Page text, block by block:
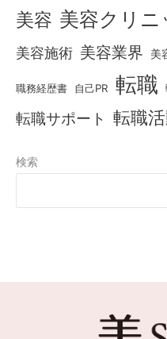
美容 美容クリニ
美容施術 美容業界 美
職務経歴書 自己PR 転職
転職サポート 転職
検索